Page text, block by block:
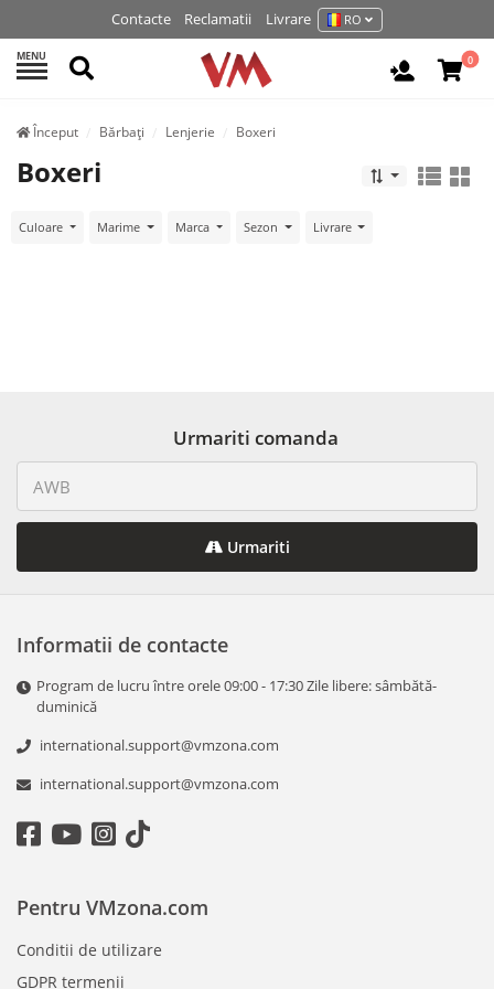
Contacte Reclamatii Livrare RO
MENU Cautati 0
Început Bărbați Lenjerie Boxeri
Boxeri
Culoare Marime Marca Sezon Livrare
Urmariti comanda
Urmariti
Informatii de contacte
Program de lucru între orele 09:00 - 17:30 Zile libere: sâmbătă-
duminică
international.support@vmzona.com
international.support@vmzona.com
Pentru VMzona.com
Conditii de utilizare
GDPR termenii